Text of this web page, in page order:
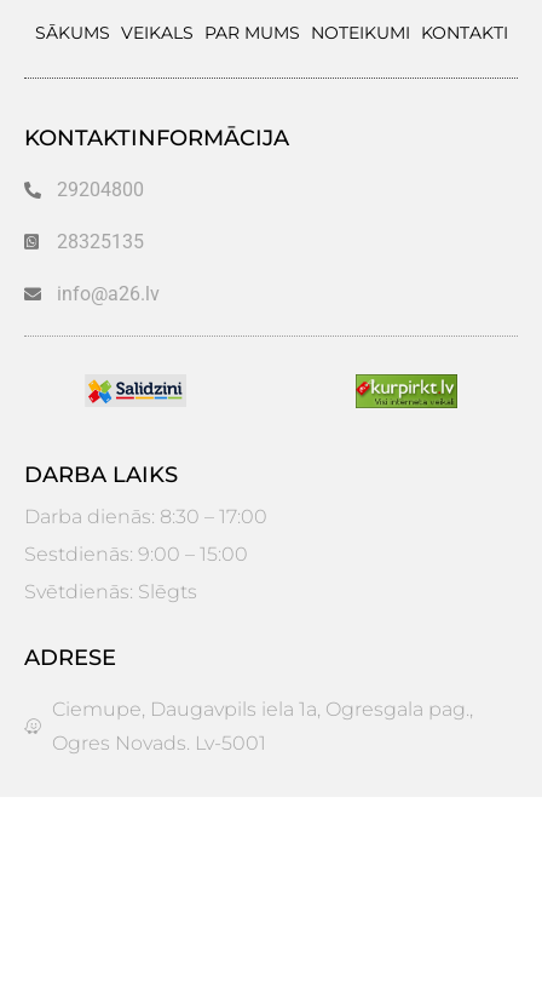
SĀKUMS VEIKALS PAR MUMS NOTEIKUMI KONTAKTI
KONTAKTINFORMĀCIJA
29204800
28325135
info@a26.lv
DARBA LAIKS
Darba dienās: 8:30 – 17:00
Sestdienās: 9:00 – 15:00
Svētdienās: Slēgts
ADRESE
Ciemupe, Daugavpils iela 1a, Ogresgala pag.,
Ogres Novads. Lv-5001